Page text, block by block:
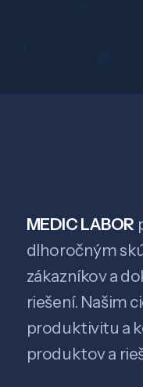
MEDIC LABOR
dlhoročným
zákazníkov a
riešení. Našim
produktivitu a
produktov a